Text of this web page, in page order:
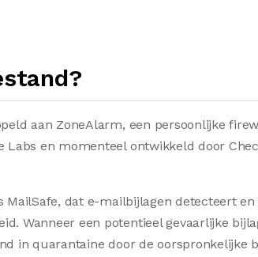
aan ZoneAlarm, een persoonlijke
Labs en momenteel ontwikkeld door
MailSafe, dat e-mailbijlagen detecteert
Wanneer een potentieel gevaarlijke
in quarantaine door de oorspronkelijke